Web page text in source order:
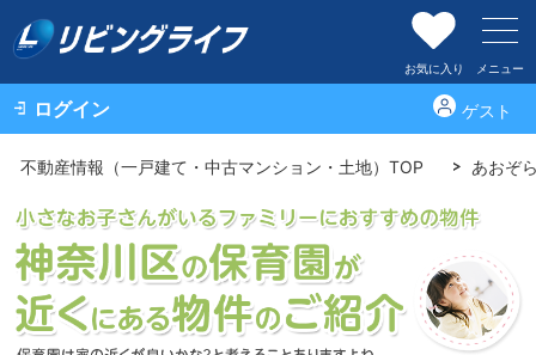
お気に入り メニュー
ログイン ゲスト
不動産情報（一戸建て・中古マンション・土地）TOP あおぞ